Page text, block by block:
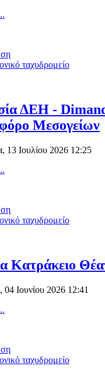
ταχυδρομείο
ΔΕΗ - Dimand
Μεσογείων
13 Ιουλίου 2026 12:25
ταχυδρομείο
Κατράκειο
Ιουνίου 2026 12:41
ταχυδρομείο